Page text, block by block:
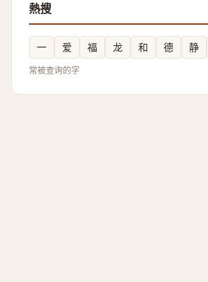
熱搜
一 爱 福 龙 和 德 静
常被查询的字